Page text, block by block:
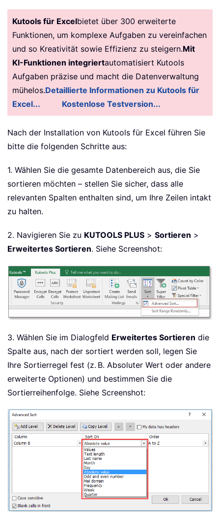
Kutools für Excelbietet über 300 erweiterte
Funktionen, um komplexe Aufgaben zu vereinfachen
und so Kreativität sowie Effizienz zu steigern.Mit
KI-Funktionen integriertautomatisiert Kutools
Aufgaben präzise und macht die Datenverwaltung
mühelos.Detaillierte Informationen zu Kutools für
Excel...
Kostenlose Testversion...
Nach der Installation von Kutools für Excel führen Sie
bitte die folgenden Schritte aus:
1. Wählen Sie die gesamte Datenbereich aus, die Sie
sortieren möchten – stellen Sie sicher, dass alle
relevanten Spalten enthalten sind, um Ihre Zeilen intakt
zu halten.
2. Navigieren Sie zu KUTOOLS PLUS > Sortieren >
Erweitertes Sortieren. Siehe Screenshot:
3. Wählen Sie im Dialogfeld Erweitertes Sortieren die
Spalte aus, nach der sortiert werden soll, legen Sie
Ihre Sortierregel fest (z. B. Absoluter Wert oder andere
erweiterte Optionen) und bestimmen Sie die
Sortierreihenfolge. Siehe Screenshot: